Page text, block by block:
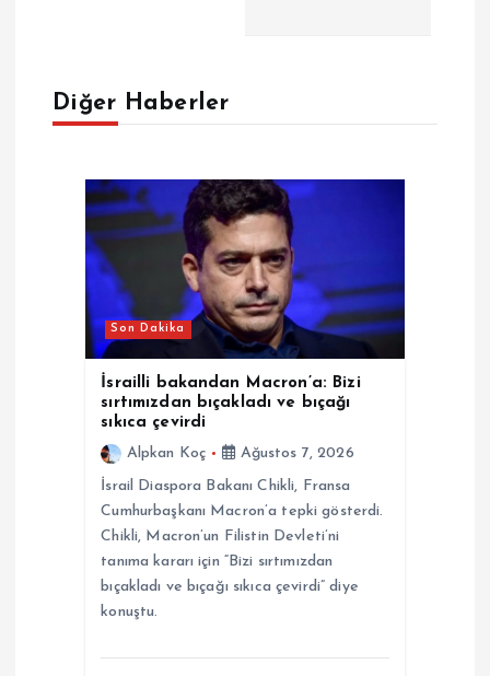
Diğer Haberler
Son Dakika
İsrailli bakandan Macron’a: Bizi
sırtımızdan bıçakladı ve bıçağı
sıkıca çevirdi
Alpkan Koç
Ağustos 7, 2026
İsrail Diaspora Bakanı Chikli, Fransa
Cumhurbaşkanı Macron’a tepki gösterdi.
Chikli, Macron’un Filistin Devleti’ni
tanıma kararı için “Bizi sırtımızdan
bıçakladı ve bıçağı sıkıca çevirdi” diye
konuştu.